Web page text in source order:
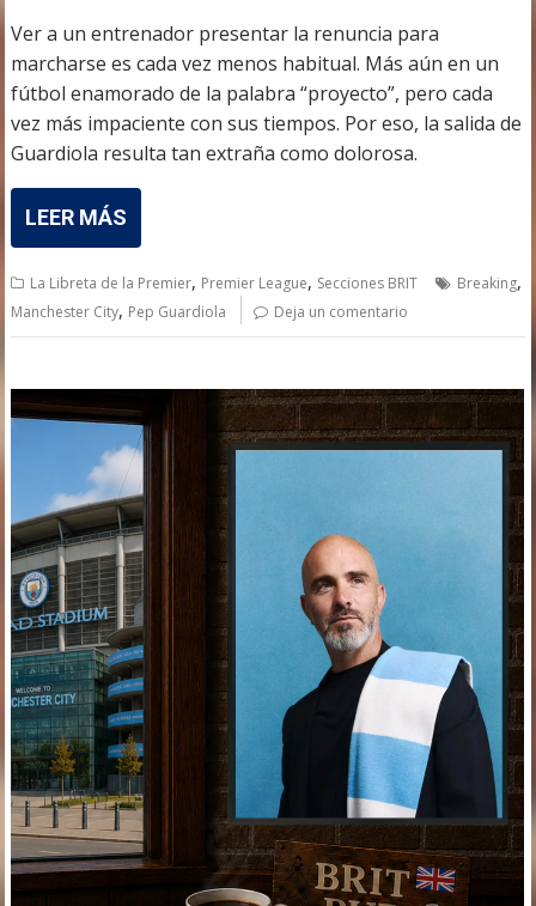
Ver a un entrenador presentar la renuncia para
marcharse es cada vez menos habitual. Más aún en un
fútbol enamorado de la palabra “proyecto”, pero cada
vez más impaciente con sus tiempos. Por eso, la salida de
Guardiola resulta tan extraña como dolorosa.
LEER MÁS
La Libreta de la Premier, Premier League, Secciones BRIT Breaking,
Manchester City, Pep Guardiola Deja un comentario